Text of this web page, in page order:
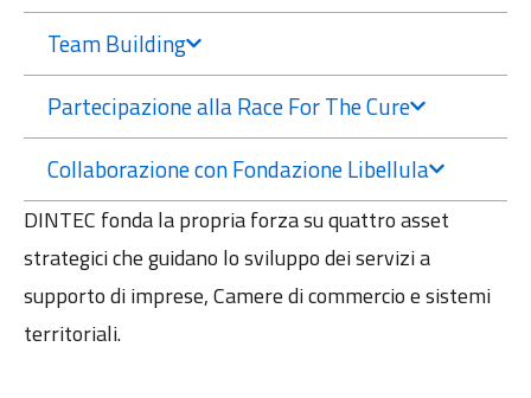
Team Building
Partecipazione alla Race For The Cure
Collaborazione con Fondazione Libellula
DINTEC fonda la propria forza su quattro asset
strategici che guidano lo sviluppo dei servizi a
supporto di imprese, Camere di commercio e sistemi
territoriali.